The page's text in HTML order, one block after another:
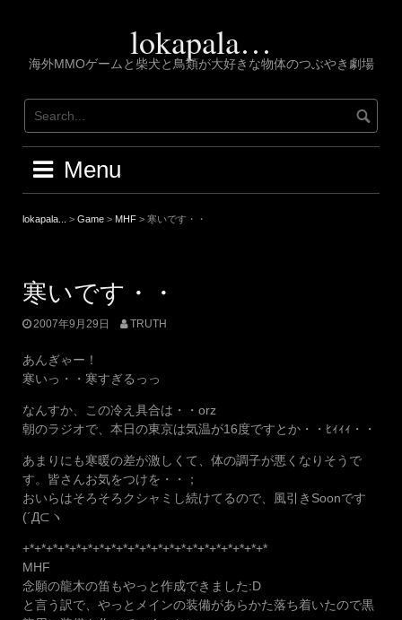
lokapala…
海外MMOゲームと柴犬と鳥類が大好きな物体のつぶやき劇場
Menu
lokapala... > Game > MHF > 寒いです・・
寒いです・・
2007年9月29日 TRUTH
あんぎゃー！
寒いっ・・寒すぎるっっ
なんすか、この冷え具合は・・orz
朝のラジオで、本日の東京は気温が16度ですとか・・ﾋｨｨｨ・・
あまりにも寒暖の差が激しくて、体の調子が悪くなりそうで
す。皆さんお気をつけを・・；
おいらはそろそろクシャミし続けてるので、風引きSoonです
(´Д⊂ヽ
+*+*+*+*+*+*+*+*+*+*+*+*+*+*+*+*+*+*+*+*+*
MHF
念願の龍木の笛もやっと作成できました:D
と言う訳で、やっとメインの装備があらかた落ち着いたので黒